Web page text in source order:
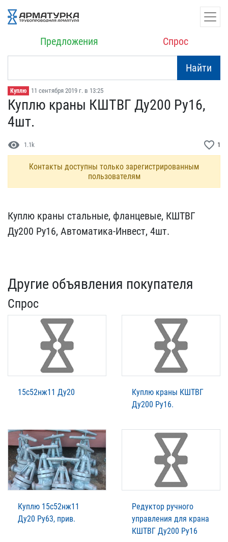
Предложения Спрос
Найти
Куплю 11 сентября 2019 г. в 13:25
Куплю краны КШТВГ Ду200 ​Ру16,
4шт.
visibility 1.1k favorite_border 1
Контакты доступны только зарегистрированным
пользователям
Куплю краны стальные, фл​анцевые, КШТВГ
Ду200 Ру​16, Автоматика-Инвест, 4​шт.
Другие объявления покупателя
Спрос
15с52нж11 Ду20
Куплю краны КШТВГ
Ду200 Ру16.
Куплю 15с52нж11
Ду20 Ру63, прив.
Редуктор ручного
управления для крана
КШТВГ Ду200 Ру16